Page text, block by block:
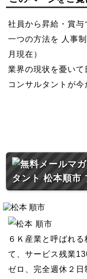
社員から昇給・賞
一つの方法を 人事
月現在）
業界の現状を憂い
コンサルタントが今
６Ｋ産業と呼ばれ
て、サービス残業
ゼロ、完全週休２